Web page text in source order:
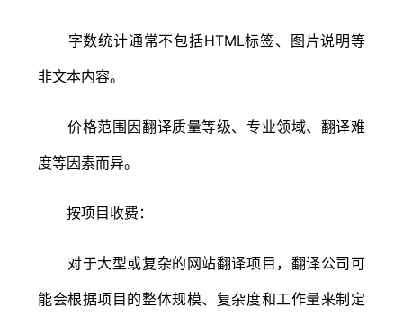
字数统计通常不包括HTML标签、图片说明等
非文本内容。
价格范围因翻译质量等级、专业领域、翻译难
度等因素而异。
按项目收费：
对于大型或复杂的网站翻译项目，翻译公司可
能会根据项目的整体规模、复杂度和工作量来制定